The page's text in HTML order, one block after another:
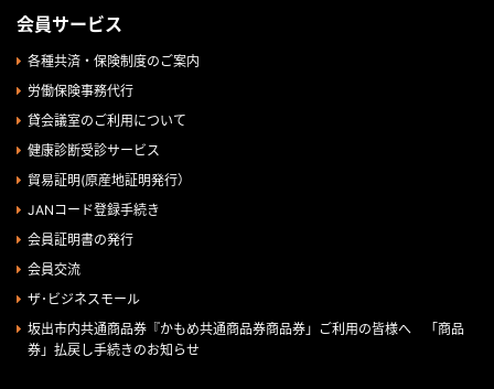
会員サービス
各種共済・保険制度のご案内
労働保険事務代行
貸会議室のご利用について
健康診断受診サービス
貿易証明(原産地証明発行）
JANコード登録手続き
会員証明書の発行
会員交流
ザ･ビジネスモール
坂出市内共通商品券『かもめ共通商品券商品券」ご利用の皆様へ 「商品
券」払戻し手続きのお知らせ